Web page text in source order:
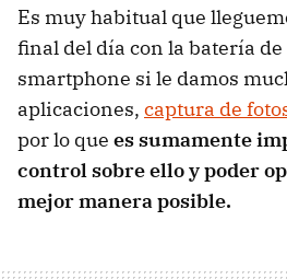
Es muy habitual que
final del día con la batería
smartphone si le damos
aplicaciones, captura de
por lo que es sumamente
control sobre ello y poder
mejor manera posible.